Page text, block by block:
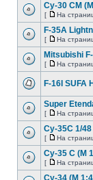
Су-30 СМ (М
[ На
F-35A
[ На
Mitsubishi
[ На
F-16I SUFA
Super
[ На
Су-35С 1/48
[ На
Су-35 С (М
[ На
Су-34 (М